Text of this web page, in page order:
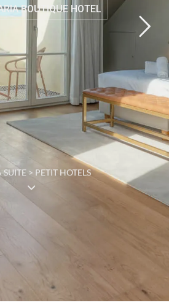
BOUTIQUE HOTEL
SUITE > PETIT HOTELS